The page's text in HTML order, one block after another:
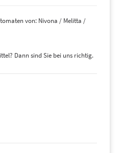
von: Nivona / Melitta /
Dann sind Sie bei uns richtig.